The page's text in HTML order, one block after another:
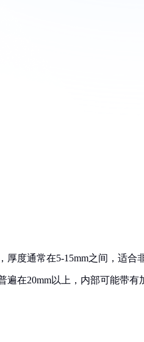
厚度通常在5-15mm之间，适合
遍在20mm以上，内部可能带有